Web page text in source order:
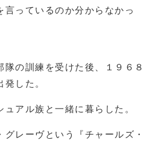
言っているのか分からなかっ
の訓練を受けた後、１９６８
した。
アル族と一緒に暮らした。
レーヴという『チャールズ・